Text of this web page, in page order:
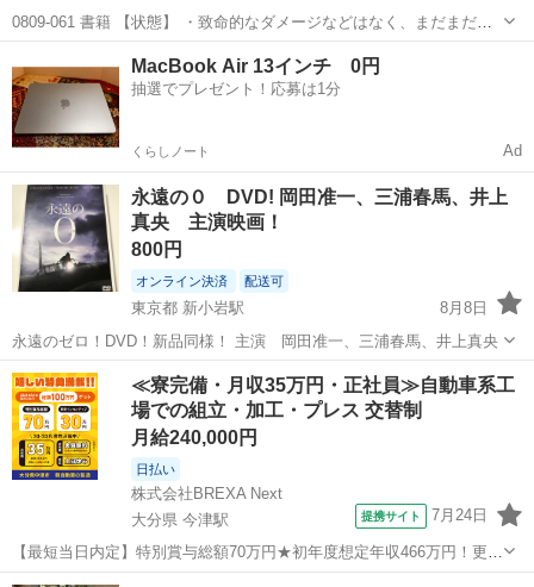
0809-061 書籍 【状態】 ・致命的なダメージなどはなく、まだまだ使
える商品です ・詳細は現地でご確認ください ・お値引きは出来かねま
すのでご了承願います ※中古品のため、状態についてはご理解の上、
ご...
DVD/ブルーレイ
MacBook Air 13インチ 0円
抽選でプレゼント！応募は1分
くらしノート Ad
永遠の０ DVD! 岡田准一、三浦春馬、井上
真央 主演映画！
800円
オンライン決済 配送可
東京都 新小岩駅
8月8日
永遠のゼロ！DVD！新品同様！ 主演 岡田准一、三浦春馬、井上真央
東京 葛飾区 新小岩駅 DVD/ブルーレイ 永遠の0
≪寮完備・月収35万円・正社員≫自動車系工
場での組立・加工・プレス 交替制
月給240,000円
日払い
株式会社BREXA Next
大分県 今津駅
提携サイト 7月24日
【最短当日内定】特別賞与総額70万円★初年度想定年収466万円！更新
インセンティブ30万円★無料の備品付き寮完備＆赴任旅費会社負担◎